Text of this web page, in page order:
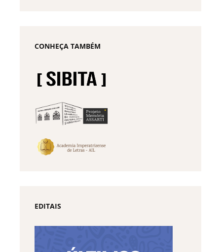
CONHEÇA TAMBÉM
EDITAIS